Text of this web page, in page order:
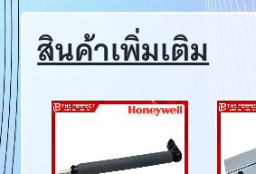
สินค้าเพิ่มเติม